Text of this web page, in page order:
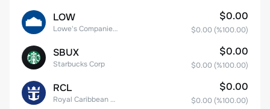
LOW
Lowe's Companies Inc.
$0.00
$0.00 (%100.00)
SBUX
Starbucks Corp
$0.00
$0.00 (%100.00)
RCL
Royal Caribbean Group
$0.00
$0.00 (%100.00)